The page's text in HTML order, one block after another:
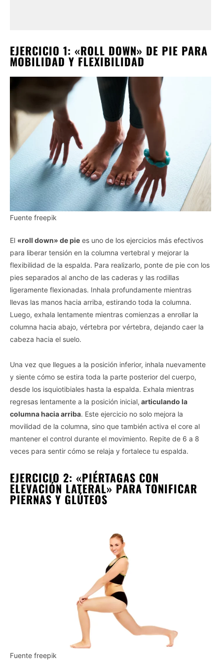
EJERCICIO 1: «ROLL DOWN» DE PIE PARA
MOBILIDAD Y FLEXIBILIDAD
Fuente freepik
El «roll down» de pie es uno de los ejercicios más efectivos
para liberar tensión en la columna vertebral y mejorar la
flexibilidad de la espalda. Para realizarlo, ponte de pie con los
pies separados al ancho de las caderas y las rodillas
ligeramente flexionadas. Inhala profundamente mientras
llevas las manos hacia arriba, estirando toda la columna.
Luego, exhala lentamente mientras comienzas a enrollar la
columna hacia abajo, vértebra por vértebra, dejando caer la
cabeza hacia el suelo.
Una vez que llegues a la posición inferior, inhala nuevamente
y siente cómo se estira toda la parte posterior del cuerpo,
desde los isquiotibiales hasta la espalda. Exhala mientras
regresas lentamente a la posición inicial, articulando la
columna hacia arriba. Este ejercicio no solo mejora la
movilidad de la columna, sino que también activa el core al
mantener el control durante el movimiento. Repite de 6 a 8
veces para sentir cómo se relaja y fortalece tu espalda.
EJERCICIO 2: «PIÉRTAGAS CON
ELEVACIÓN LATERAL» PARA TONIFICAR
PIERNAS Y GLÚTEOS
Fuente freepik